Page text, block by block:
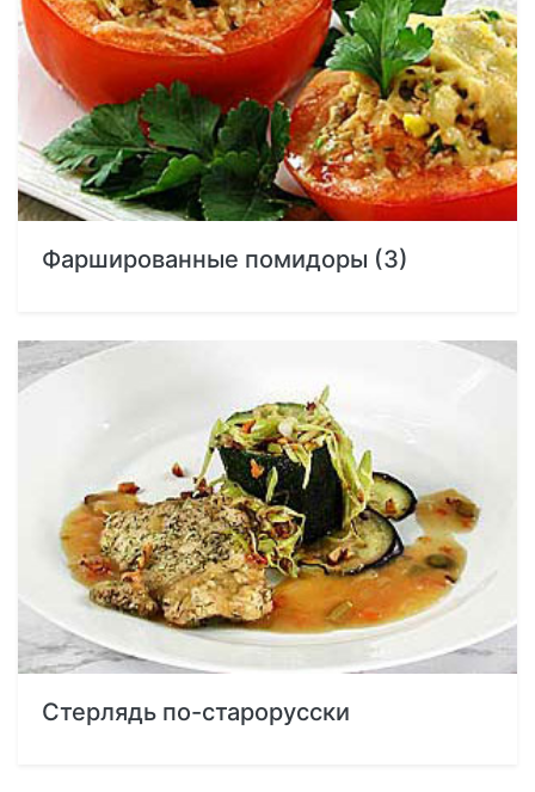
Фаршированные помидоры (3)
Стерлядь по-старорусски